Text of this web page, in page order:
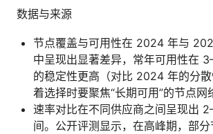
数据与来源
节点覆盖与可用性在 2024 年与
中呈现出显著差异，常年可用性在
的稳定性更高（对比 2024 年的分
着选择时要聚焦“长期可用”的节点网
速率对比在不同供应商之间呈现出
间。公开评测显示，在高峰期，部